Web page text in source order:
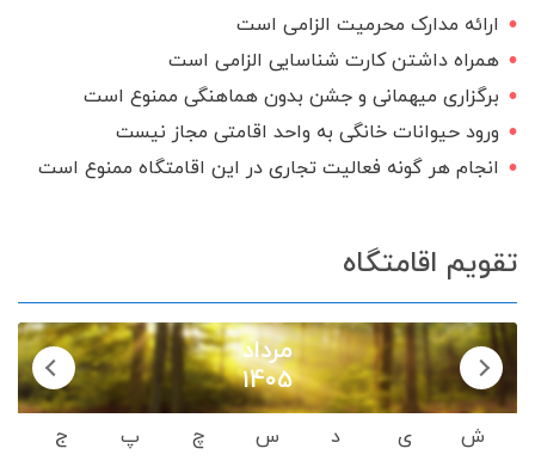
ارائه مدارک محرمیت الزامی است
همراه داشتن کارت شناسایی الزامی است
برگزاری میهمانی و جشن بدون هماهنگی ممنوع است
ورود حیوانات خانگی به واحد اقامتی مجاز نیست
انجام هر گونه فعالیت تجاری در این اقامتگاه ممنوع است
تقویم اقامتگاه
مرداد
1405
ش ی د س چ پ
ج